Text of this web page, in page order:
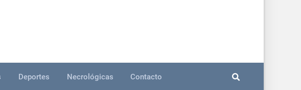
Deportes Necrológicas Contacto